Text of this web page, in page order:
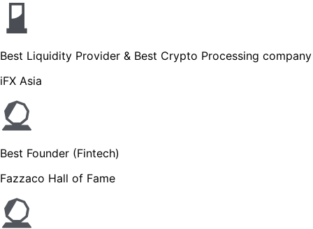
Best Liquidity Provider & Best Crypto Processing company
iFX Asia
Best Founder (Fintech)
Fazzaco Hall of Fame